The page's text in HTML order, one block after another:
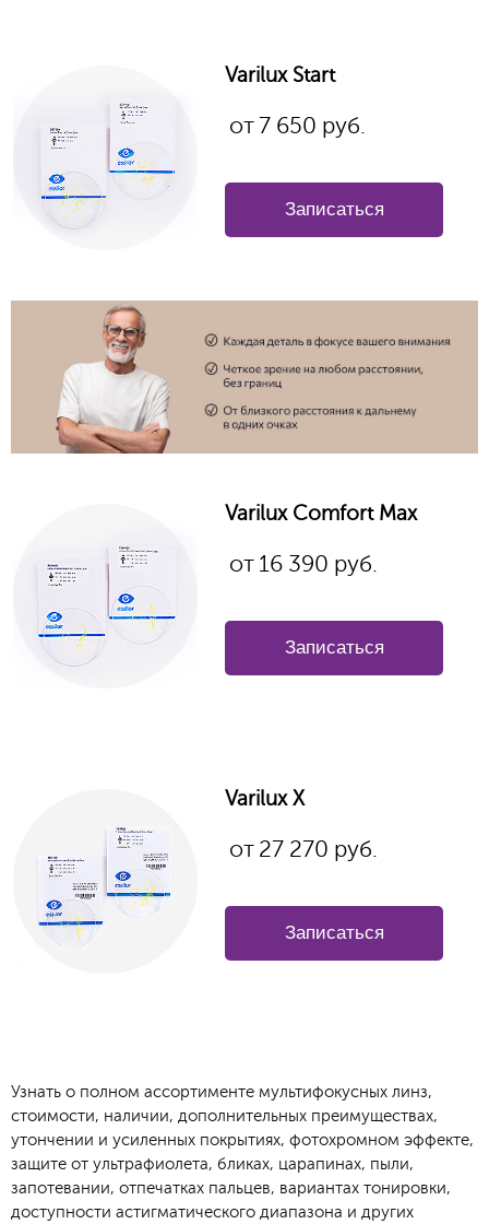
Varilux Start
от 7 650 руб.
Записаться
Varilux Comfort Max
от 16 390 руб.
Записаться
Varilux X
от 27 270 руб.
Записаться
Узнать о полном ассортименте мультифокусных линз,
стоимости, наличии, дополнительных преимуществах,
утончении и усиленных покрытиях, фотохромном эффекте,
защите от ультрафиолета, бликах, царапинах, пыли,
запотевании, отпечатках пальцев, вариантах тонировки,
доступности астигматического диапазона и других